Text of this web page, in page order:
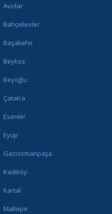
Avcılar
Bahçelievler
Başakehir
Beykoz
Beyoğlu
Çatalca
Esenler
Eyüp
Gaziosmanpaşa
Kadıköy
Kartal
Maltepe